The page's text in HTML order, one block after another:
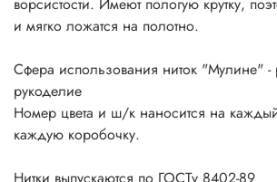
ворсистости. Имеют пологую крутку,
и мягко ложатся на полотно.
Сфера использования ниток "Мулине" -
рукоделие
Номер цвета и ш/к наносится на
каждую коробочку.